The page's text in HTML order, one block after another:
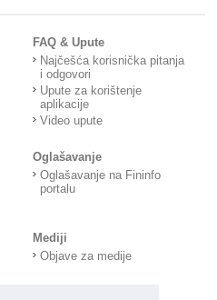
FAQ & Upute
Najčešća korisnička pitanja
i odgovori
Upute za korištenje
aplikacije
Video upute
Oglašavanje
Oglašavanje na Fininfo
portalu
Mediji
Objave za medije